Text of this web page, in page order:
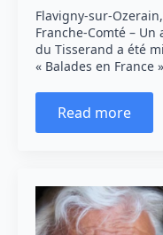
Flavigny-sur-
Franche-Comté –
du Tisserand a été
« Balades en France
Read more